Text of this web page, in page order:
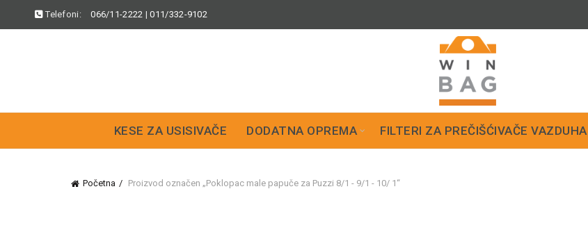
Telefoni: 066/11-2222 |011/332-9102
KESE ZA USISIVAČE DODATNA OPREMA FILTERI ZA PREČIŠĆIVAČE VAZDUHA
Početna Proizvod označen „Poklopac male papuče za Puzzi 8/1 - 9/1 - 10/ 1“